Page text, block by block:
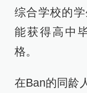
综合学校的
能获得高中
格。
在Ban的同龄